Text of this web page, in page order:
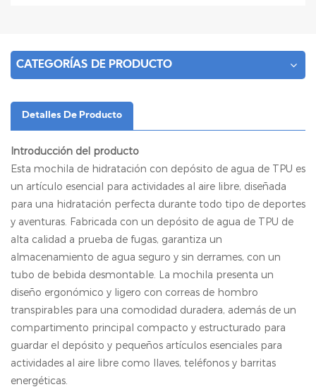
CATEGORÍAS DE PRODUCTO
Detalles De Producto
Introducción del producto
Esta mochila de hidratación con depósito de agua de TPU es
un artículo esencial para actividades al aire libre, diseñada
para una hidratación perfecta durante todo tipo de deportes
y aventuras. Fabricada con un depósito de agua de TPU de
alta calidad a prueba de fugas, garantiza un
almacenamiento de agua seguro y sin derrames, con un
tubo de bebida desmontable. La mochila presenta un
diseño ergonómico y ligero con correas de hombro
transpirables para una comodidad duradera, además de un
compartimento principal compacto y estructurado para
guardar el depósito y pequeños artículos esenciales para
actividades al aire libre como llaves, teléfonos y barritas
energéticas.